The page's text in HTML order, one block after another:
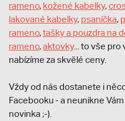
rameno, kožené kabelky,
lakované kabelky, psaníčka,
rameno,tašky a pouzdra na
rameno,aktovky... to vše pro
nabízíme za skvělé ceny.
Vždy od nás dostanete i
Facebooku - a neunikne
novinka ;-).